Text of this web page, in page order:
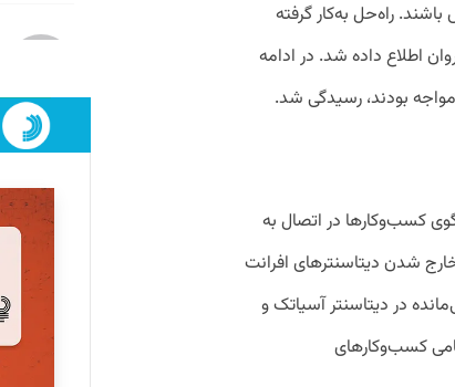
راه‌حل به‌کار گرفته
اطلاع داده شد. در ادامه
بودند، رسیدگی شد.
۲۶ آبان توانست پاسخگوی کسب‌وکارها در اتصال به
شدن دیتاسنترهای افرانت
در دیتاسنتر آسیاتک و
کسب‌وکارهای